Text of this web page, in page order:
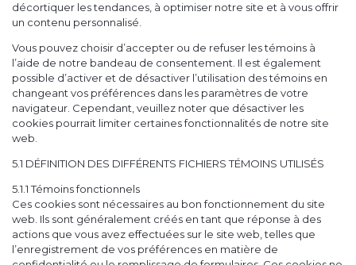
décortiquer les tendances, à optimiser notre site et à vous offrir
un contenu personnalisé.
Vous pouvez choisir d’accepter ou de refuser les témoins à
l’aide de notre bandeau de consentement. Il est également
possible d’activer et de désactiver l’utilisation des témoins en
changeant vos préférences dans les paramètres de votre
navigateur. Cependant, veuillez noter que désactiver les
cookies pourrait limiter certaines fonctionnalités de notre site
web.
5.1 DÉFINITION DES DIFFÉRENTS FICHIERS TÉMOINS UTILISÉS
5.1.1 Témoins fonctionnels
Ces cookies sont nécessaires au bon fonctionnement du site
web. Ils sont généralement créés en tant que réponse à des
actions que vous avez effectuées sur le site web, telles que
l’enregistrement de vos préférences en matière de